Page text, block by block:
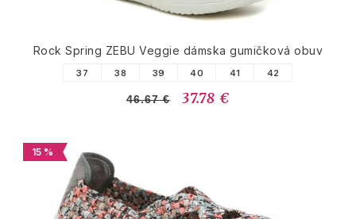
Rock Spring ZEBU Veggie dámska gumičková obuv
37 38 39 40 41 42
46.67 € 37.78 €
15 %